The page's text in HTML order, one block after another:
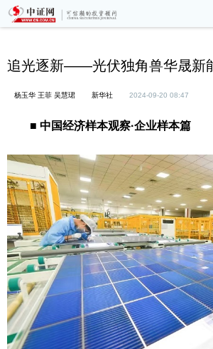
追光逐新——光伏独角兽华晟新
杨玉华 王菲 吴慧珺 新华社 2024-09-20 08:47
■ 中国经济样本观察·企业样本篇